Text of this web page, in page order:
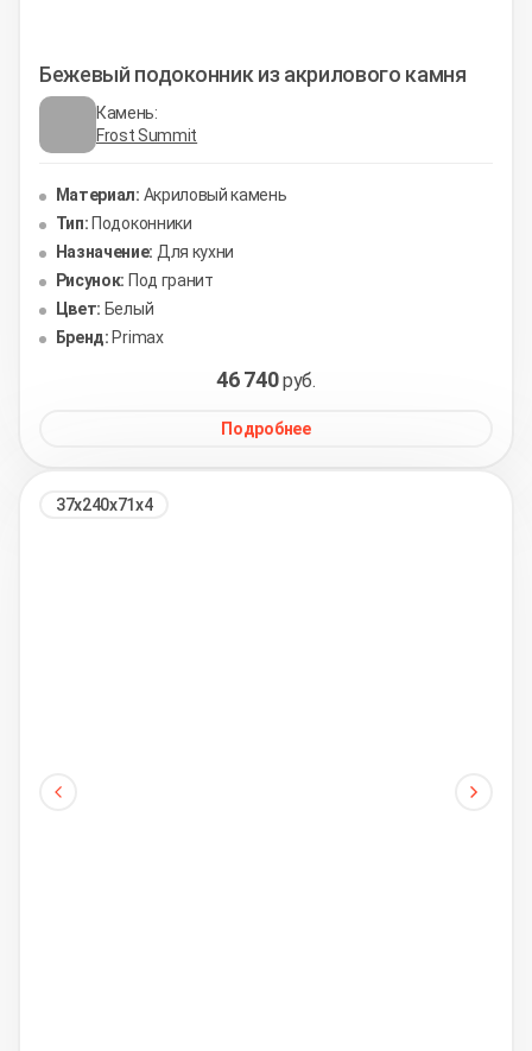
Бежевый подоконник из акрилового камня
Камень:
Frost Summit
Материал: Акриловый камень
Тип: Подоконники
Назначение: Для кухни
Рисунок: Под гранит
Цвет: Белый
Бренд: Primax
46 740руб.
Подробнее
37х240х71х4